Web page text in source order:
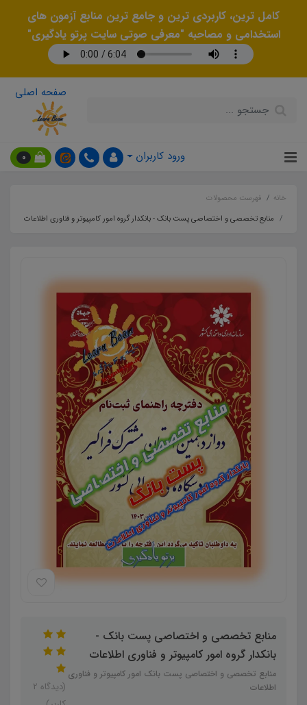
کامل ترین، کاربردی ترین و جامع ترین منابع آزمون های
استخدامی و مصاحبه "معرفی صوتی سایت پرتو یادگیری"
صفحه اصلی
ورود کاربران 0
خانه
فهرست محصولات
منابع تخصصی و اختصاصی پست بانک - بانکدار گروه امور کامپیوتر و فناوری اطلاعات
منابع تخصصی و اختصاصی پست بانک -
بانکدار گروه امور کامپیوتر و فناوری اطلاعات
منابع تخصصی و اختصاصی پست بانک امور کامپیوتر و فناوری
اطلاعات
(دیدگاه 2